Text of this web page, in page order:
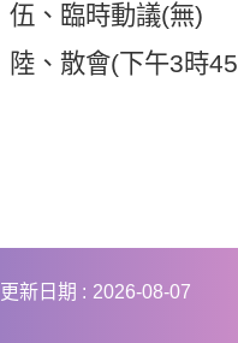
伍 、 臨時動議(無)
陸、 散會(下午3時45
更新日期 2026-08-07